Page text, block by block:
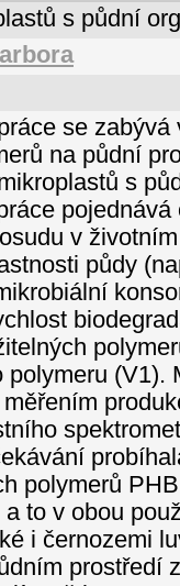
s půdní
se
na půdní
s
v
půdy
polymeru (V1).
polymerů
a to v obou
i černozemi
prostředí